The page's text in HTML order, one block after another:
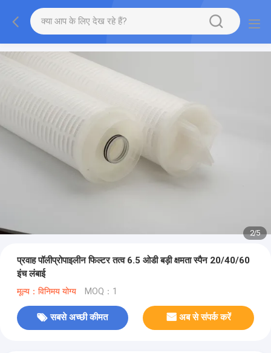
2/5
प्रवाह पॉलीप्रोपाइलीन फिल्टर तत्व 6.5 ओडी बड़ी क्षमता स्पैन 20/40/60
इंच लंबाई
मूल्य：विनिमय योग्य MOQ：1
सबसे अच्छी कीमत अब से संपर्क करें